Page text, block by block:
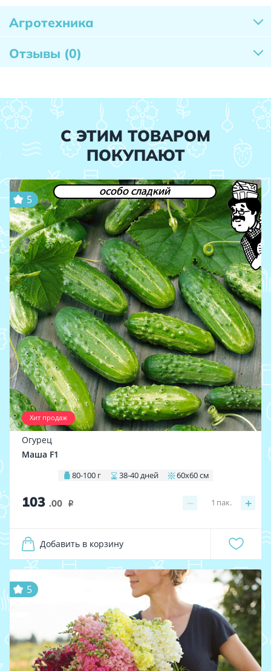
Агротехника
Отзывы (0)
С ЭТИМ ТОВАРОМ
ПОКУПАЮТ
особо сладкий
Хит продаж
5
Огурец
Маша F1
80-100 г 38-40 дней 60х60 см
103 .00 i − +
1 пак.
Добавить в корзину
5